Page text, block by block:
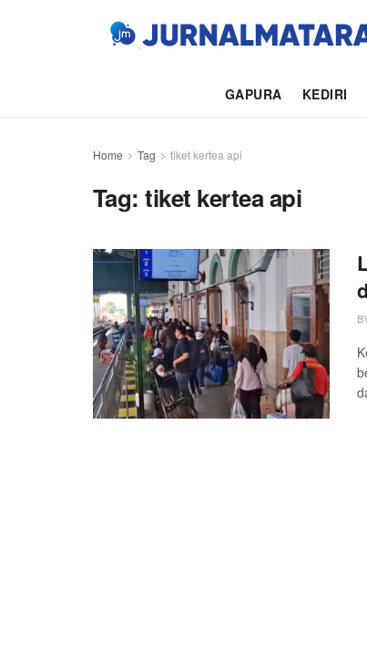
GAPURA KEDIRI
Home Tag tiket kertea api
Tag:tiket kertea api